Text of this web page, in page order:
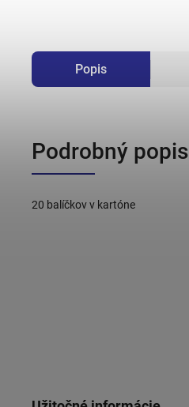
Popis
Podrobný popis
20 balíčkov v kartóne